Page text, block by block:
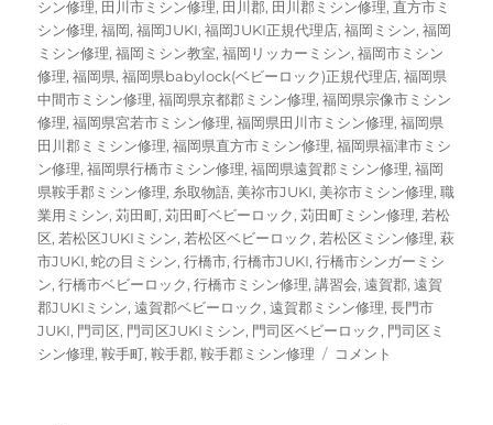
シン修理, 田川市ミシン修理, 田川郡, 田川郡ミシン修理, 直方市ミ
シン修理,福岡,福岡JUKI,福岡JUKI正規代理店,福岡ミシン,福岡
ミシン修理,福岡ミシン教室,福岡リッカーミシン,福岡市ミシン
修理,福岡県,福岡県babylock(ベビーロック)正規代理店,福岡県
中間市ミシン修理,福岡県京都郡ミシン修理,福岡県宗像市ミシン
修理,福岡県宮若市ミシン修理,福岡県田川市ミシン修理,福岡県
田川郡ミミシン修理,福岡県直方市ミシン修理,福岡県福津市ミシ
ン修理,福岡県行橋市ミシン修理,福岡県遠賀郡ミシン修理,福岡
県鞍手郡ミシン修理, 糸取物語, 美祢市JUKI, 美祢市ミシン修理,職
業用ミシン,苅田町,苅田町ベビーロック,苅田町ミシン修理, 若松
区, 若松区JUKIミシン, 若松区ベビーロック, 若松区ミシン修理,萩
市JUKI,蛇の目ミシン,行橋市,行橋市JUKI,行橋市シンガーミシ
ン,行橋市ベビーロック,行橋市ミシン修理,講習会,遠賀郡,遠賀
郡JUKIミシン,遠賀郡ベビーロック,遠賀郡ミシン修理,長門市
JUKI, 門司区, 門司区JUKIミシン, 門司区ベビーロック, 門司区ミ
シン修理,鞍手町,鞍手郡,鞍手郡ミシン修理
【ブ
コメント